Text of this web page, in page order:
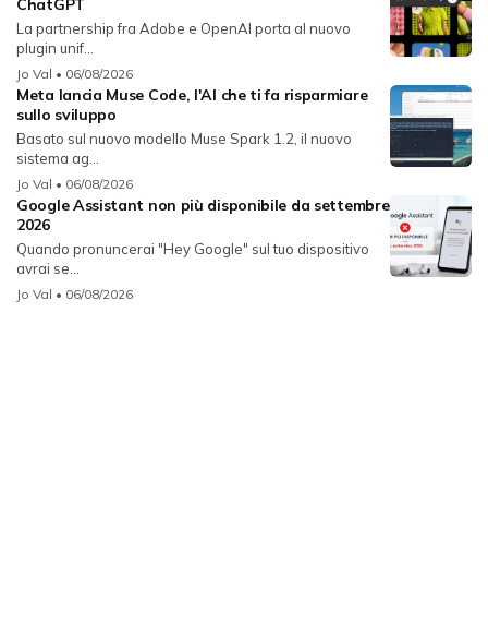
ChatGPT
La partnership fra Adobe e OpenAI porta al nuovo
plugin unif...
Jo Val • 06/08/2026
Meta lancia Muse Code, l'AI che ti fa risparmiare
sullo sviluppo
Basato sul nuovo modello Muse Spark 1.2, il nuovo
sistema ag...
Jo Val • 06/08/2026
Google Assistant non più disponibile da settembre
2026
Quando pronuncerai "Hey Google" sul tuo dispositivo
avrai se...
Jo Val • 06/08/2026